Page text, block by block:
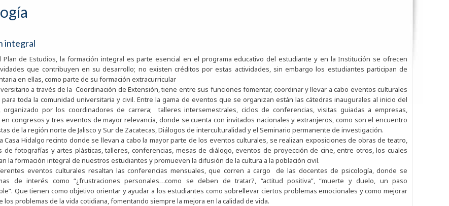
integral
Plan de Estudios, la formación integral es parte esencial en el programa educativo del estudiante y en la Institución se ofrecen
que contribuyen en su desarrollo; no existen créditos por estas actividades, sin embargo los estudiantes participan de
en ellas, como parte de su formación extracurricular
a través de la Coordinación de Extensión, tiene entre sus funciones fomentar, coordinar y llevar a cabo eventos culturales
toda la comunidad universitaria y civil. Entre la gama de eventos que se organizan están las cátedras inaugurales al inicio del
organizado por los coordinadores de carrera; talleres intersemestrales, ciclos de conferencias, visitas guiadas a empresas,
congresos y tres eventos de mayor relevancia, donde se cuenta con invitados nacionales y extranjeros, como son el encuentro
de la región norte de Jalisco y Sur de Zacatecas, Diálogos de interculturalidad y el Seminario permanente de investigación.
Casa Hidalgo recinto donde se llevan a cabo la mayor parte de los eventos culturales, se realizan exposiciones de obras de teatro,
de fotografías y artes plásticas, talleres, conferencias, mesas de diálogo, eventos de proyección de cine, entre otros, los cuales
la formación integral de nuestros estudiantes y promueven la difusión de la cultura a la población civil.
eventos culturales resaltan las conferencias mensuales, que corren a cargo de las docentes de psicología, donde se
de interés como “¿frustraciones personales…como se deben de tratar?, “actitud positiva”, “muerte y duelo, un paso
Que tienen como objetivo orientar y ayudar a los estudiantes como sobrellevar ciertos problemas emocionales y como mejorar
los problemas de la vida cotidiana, fomentando siempre la mejora en la calidad de vida.